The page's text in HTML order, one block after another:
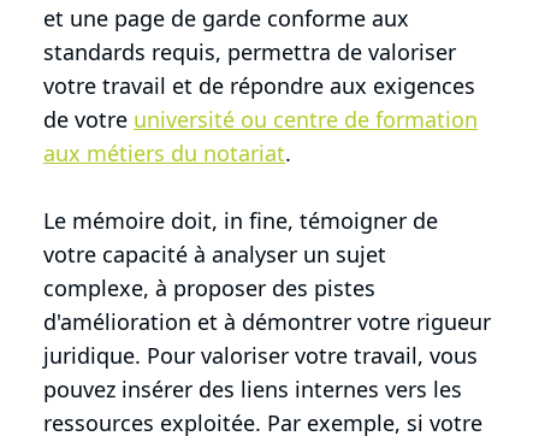
et une page de garde conforme aux
standards requis, permettra de valoriser
votre travail et de répondre aux exigences
de votre université ou centre de formation
aux métiers du notariat.
Le mémoire doit, in fine, témoigner de
votre capacité à analyser un sujet
complexe, à proposer des pistes
d'amélioration et à démontrer votre rigueur
juridique. Pour valoriser votre travail, vous
pouvez insérer des liens internes vers les
ressources exploitée. Par exemple, si votre